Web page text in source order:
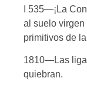
I 535—¡La
al suelo
primitivos de
1810—Las
quiebran.